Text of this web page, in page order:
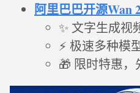
阿里巴巴开源Wan
✨ 文字生成视
⚡ 极速多种模
🎁 限时特惠，